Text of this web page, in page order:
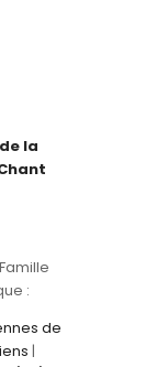
la
:
de
|